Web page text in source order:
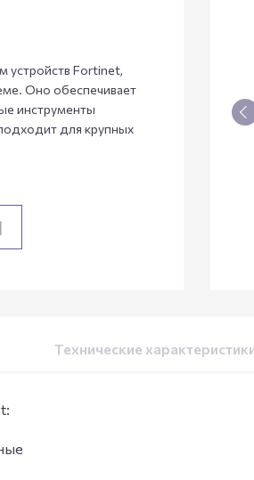
устройств Fortinet,
Оно обеспечивает
инструменты
для крупных
Технические